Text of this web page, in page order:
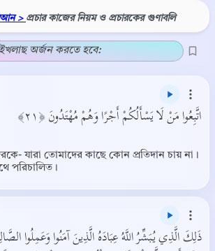
> প্রচার কাজের নিয়ম ও প্রচারকের গুণাবলি
ইখলাছ অর্জন করতে হবে:
اتَّبِعُوا مَنْ لَا يَسْأَلُكُمْ أَجْرًا وَهُمْ مُهْتَدُونَ ﴿٢١﴾
যারা তোমাদের কাছে কোন প্রতিদান চায় না।
পরিচালিত।
ذَلِكَ الَّذِي يُبَشِّرُ اللَّهُ عِبَادَهُ الَّذِينَ آمَنُوا وَعَمِلُوا